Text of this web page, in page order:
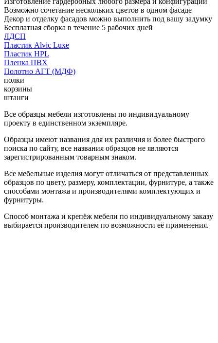
Возможно сочетание нескольких цветов в одном фасаде
Декор и отделку фасадов можно выполнить под вашу задумку
Бесплатная сборка в течение 5 рабочих дней
ЛДСП
Пластик Alvic Luxe
Пластик HPL
Пленка ПВХ
Полотно АГТ (МДФ)
полки
корзины
штанги
Все образцы мебели изготовлены по индивидуальному
проекту в единственном экземпляре.
Образцы имеют названия для их различия и более быстрого
поиска по сайту, все названия образцов не являются
зарегистрированным товарным знаком.
Все мебельные изделия могут отличаться от представленных
образцов по цвету, размеру, комплектации, фурнитуре, а также
способами монтажа и производителями комплектующих и
фурнитуры.
Способ монтажа и крепёж мебели по индивидуальному заказу
выбирается производителем по возможности её применения.